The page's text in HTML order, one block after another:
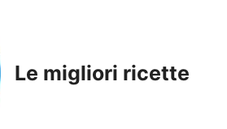
Le migliori ricette